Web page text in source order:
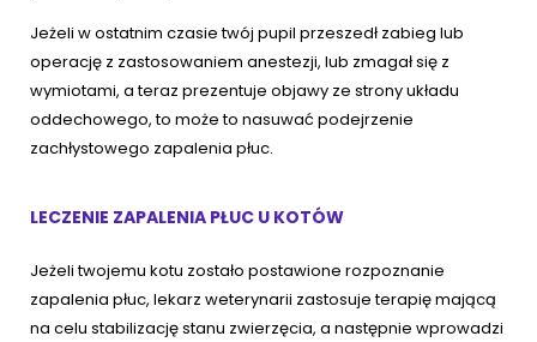
Jeżeli w ostatnim czasie twój pupil przeszedł zabieg lub
operację z zastosowaniem anestezji, lub zmagał się z
wymiotami, a teraz prezentuje objawy ze strony układu
oddechowego, to może to nasuwać podejrzenie
zachłystowego zapalenia płuc.
LECZENIE ZAPALENIA PŁUC U KOTÓW
Jeżeli twojemu kotu zostało postawione rozpoznanie
zapalenia płuc, lekarz weterynarii zastosuje terapię mającą
na celu stabilizację stanu zwierzęcia, a następnie wprowadzi